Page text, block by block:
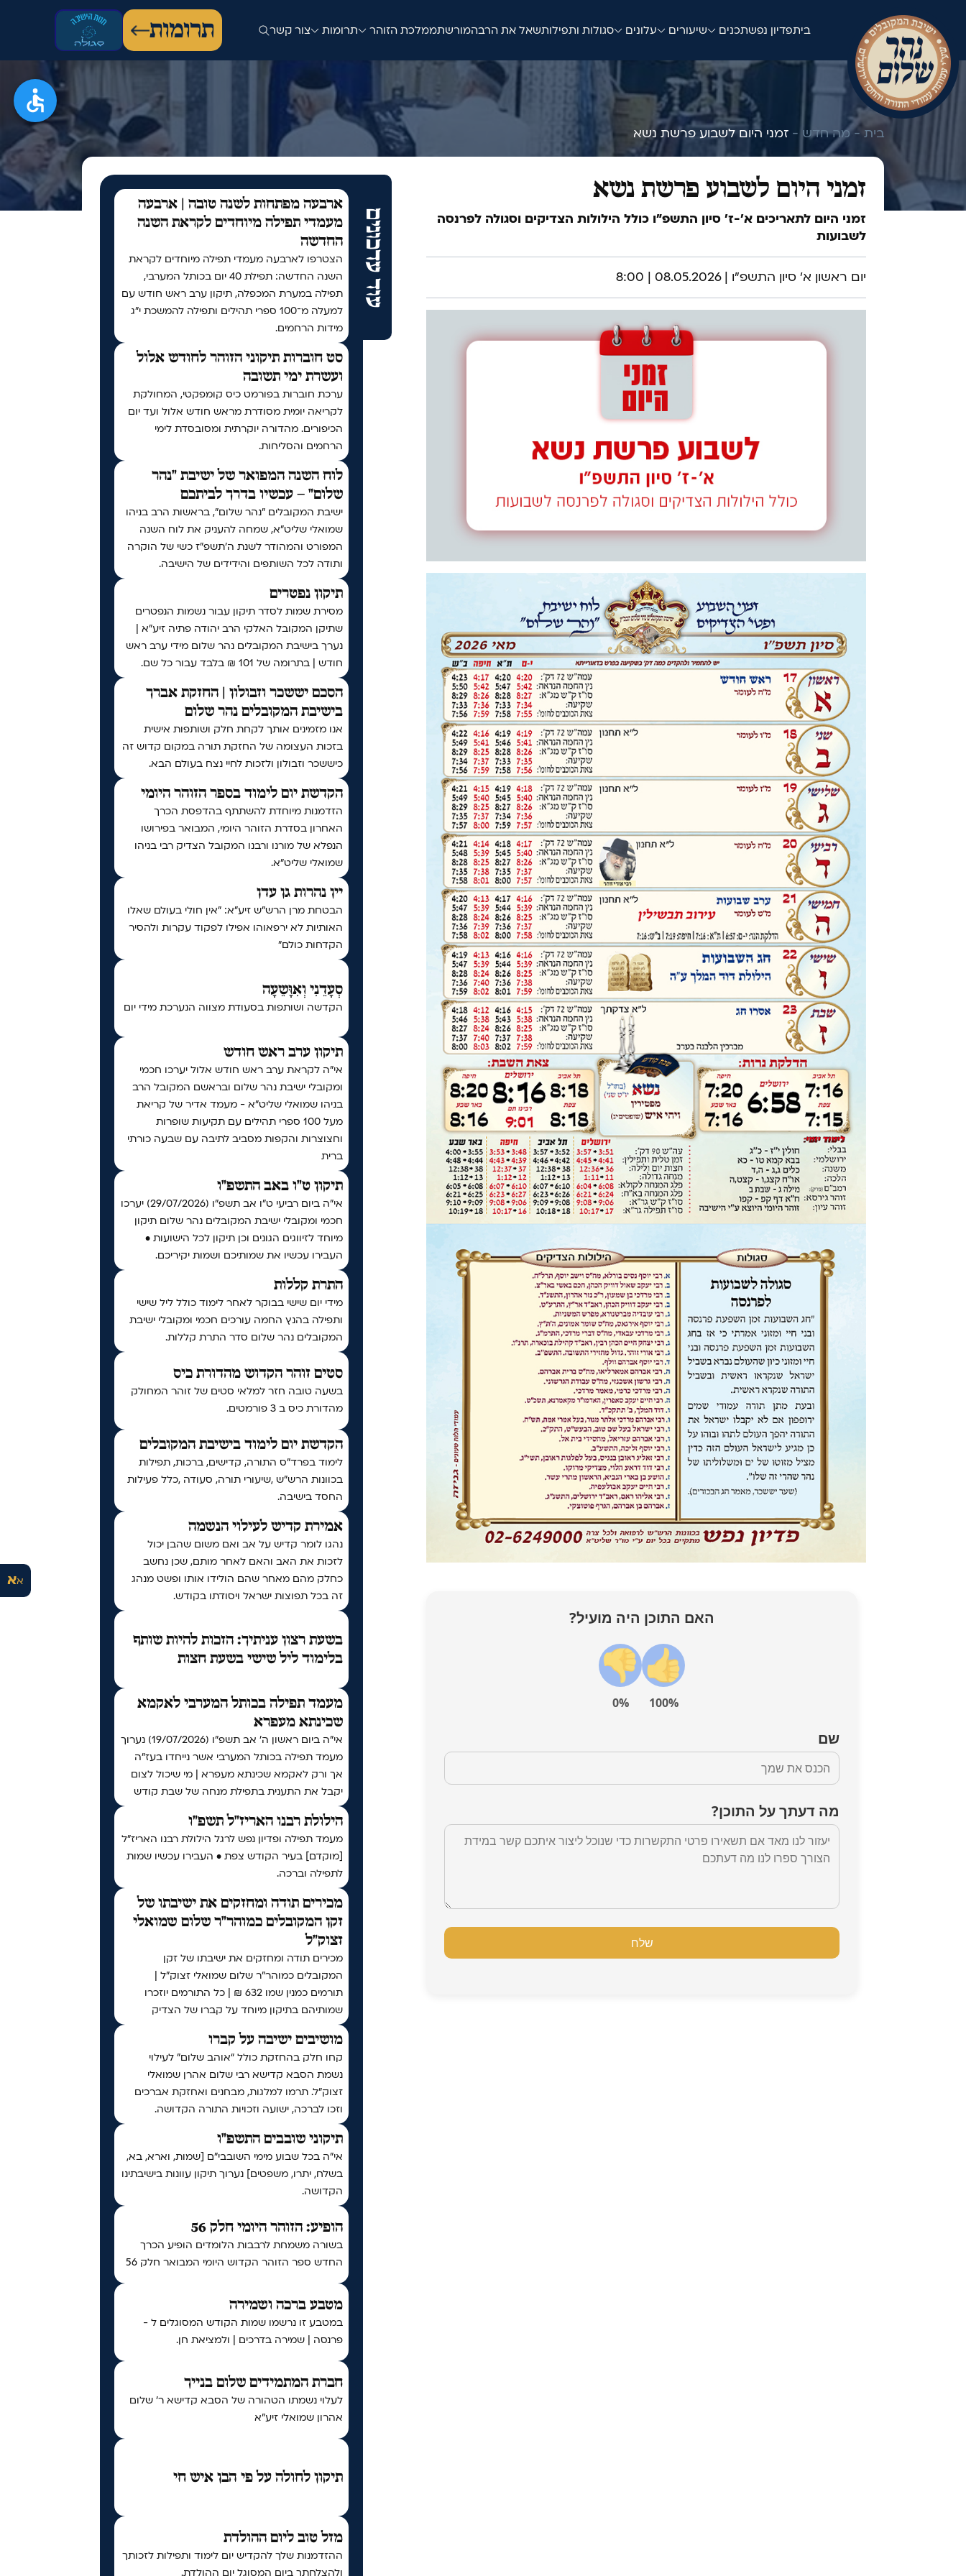
תרומות צור קשר תרומות ממלכת הזוהרהמורשתשאל את הרבסגולות ותפילות עלונים שיעורים תכניםפדיון נפשבית
אא
בית -מה חדש - זמני היום לשבוע פרשת נשא
עוד עדכונים
ארבעה מפתחות לשנה טובה | ארבעה
מעמדי תפילה מיוחדים לקראת השנה
החדשה
הצטרפו לארבעה מעמדי תפילה מיוחדים לקראת
השנה החדשה: תפילת 40 יום בכותל המערבי,
תפילה במערת המכפלה, תיקון ערב ראש חודש עם
למעלה מ־100 ספרי תהילים ותפילה להמשכת י"ג
מידות הרחמים.
סט חוברות תיקוני הזוהר לחודש אלול
ועשרת ימי תשובה
ערכת חוברות בפורמט כיס קומפקטי, המחולקת
לקריאה יומית מסודרת מראש חודש אלול ועד יום
הכיפורים. מהדורה יוקרתית ומסובסדת לימי
הרחמים והסליחות.
לוח השנה המפואר של ישיבת "נהר
שלום" – עכשיו בדרך לביתכם
ישיבת המקובלים "נהר שלום", בראשות הרב בניהו
שמואלי שליט"א, שמחה להעניק את לוח השנה
המפורט והמהודר לשנת ה'תשפ"ז כשי של הוקרה
ותודה לכל השותפים והידידים של הישיבה.
תיקון נפטרים
מסירת שמות לסדר תיקון עבור נשמות הנפטרים
שתיקן המקובל האלקי הרב יהודה פתיה זיע"א |
נערך בישיבת המקובלים נהר שלום מידי ערב ראש
חודש | בתרומה של 101 ₪ בלבד עבור כל שם.
הסכם יששכר וזבולון | החזקת אברך
בישיבת המקובלים נהר שלום
אנו מזמינים אותך לקחת חלק ושותפות אישית
בזכות העצומה של החזקת תורה במקום קדוש זה
כיששכר וזבולון ולזכות לחיי נצח בעולם הבא.
הקדשת יום לימוד בספר הזוהר היומי
הזדמנות מיוחדת להשתתף בהדפסת הכרך
האחרון בסדרת הזוהר היומי, המבואר בפירושו
הנפלא של מורנו ורבנו המקובל הצדיק רבי בניהו
שמואלי שליט״א.
יין נהרות גן עדן
הבטחת מרן הרש"ש זיע"א: "אין חולי בעולם שאלו
האותיות לא ירפאוהו אפילו לפקוד עקרות ולהסיר
הקדחות כולם"
סְעָדֵנִי וְאִוָּשֵעָה
הקדשה ושותפות בסעודת מצווה הנערכת מידי יום
תיקון ערב ראש חודש
אי"ה לקראת ערב ראש חודש אלול יערכו חכמי
ומקובלי ישיבת נהר שלום ובראשם המקובל הרב
בניהו שמואלי שליט״א - מעמד אדיר של קריאת
מעל 100 ספרי תהילים עם תקיעות שופרות
וחצוצרות והקפות מסביב לתיבה עם שבעה כורתי
ברית
תיקון ט"ו באב התשפ"ו
אי"ה ביום רביעי ט״ו אב תשפ״ו (29/07/2026) יערכו
חכמי ומקובלי ישיבת המקובלים נהר שלום תיקון
מיוחד לזיווגים הגונים וכן תיקון לכל הישועות •
העבירו עכשיו את שמותיכם ושמות יקיריכם.
התרת קללות
מידי יום שישי בבוקר לאחר לימוד כולל ליל שישי
ותפילה בהנץ החמה עורכים חכמי ומקובלי ישיבת
המקובלים נהר שלום סדר התרת קללות.
סטים זוהר הקדוש מהדורת כיס
בשעה טובה חזר למלאי סטים של זוהר המחולק
מהדורת כיס ב 3 פורמטים.
הקדשת יום לימוד בישיבת המקובלים
לימוד בפרד"ס התורה, קדישים, ברכות, תפילות
בכוונות הרש"ש ,שיעורי תורה, סעודה ,כלל פעילות
החסד בישיבה.
אמירת קדיש לעילוי הנשמה
נהגו לומר קדיש על אב ואם משום שהבן יכול
לזכות את האב והאם לאחר מותם, שכן נחשב
כחלק מהם מאחר שהם הולידו אותו ופשט מנהג
זה בכל תפוצות ישראל ויסודתו בקודש.
בשעת רצון עניתיך: הזכות להיות שותף
בלימוד ליל שישי בשעת חצות
מעמד תפילה בכותל המערבי לאקמא
שכינתא מעפרא
אי"ה ביום ראשון ה׳ אב תשפ״ו (19/07/2026) נערוך
מעמד תפילה בכותל המערבי אשר נייחדו בעז"ה
אך ורק לאקמא שכינתא מעפרא | מי שיכול לצום
יקבל את התענית בתפילת מנחה של שבת קודש
הילולת רבנו האריז"ל תשפ"ו
מעמד תפילה ופדיון נפש לרגל הילולת רבנו האריז"ל
[מוקדם] בעיר הקודש צפת • העבירו עכשיו שמות
לתפילה וברכה.
מכירים תודה ומחזקים את ישיבתו של
זקן המקובלים כמוהר"ר שלום שמואלי
זצוק"ל
מכירים תודה ומחזקים את ישיבתו של זקן
המקובלים כמוהר"ר שלום שמואלי זצוק"ל |
תורמים כמנין שמו 632 ₪ | כל התורמים יוזכרו
שמותיהם בתיקון מיוחד על קברו של הצדיק
מושיבים ישיבה על קברו
קחו חלק בהחזקת כולל “אוהב שלום” לעילוי
נשמת הסבא קדישא רבי שלום אהרן שמואלי
זצוק״ל. תרמו למלגות, מבחנים ואחזקת אברכים
וזכו לברכה, ישועה וזכויות התורה הקדושה.
תיקוני שובבים התשפ"ו
אי"ה בכל שבוע מימי השובבי"ם [שמות, וארא, בא,
בשלח, יתרו, משפטים] נערוך תיקון עוונות בישיבתינו
הקדושה.
הופיע: הזוהר היומי חלק 56
בשורה משמחת לרבבות הלומדים הופיע הכרך
החדש ספר הזוהר הקדוש היומי המבואר חלק 56
מטבע ברכה ושמירה
במטבע זו נרשמו שמות הקודש המסוגלים ל -
פרנסה | שמירה בדרכים | ולמציאת חן.
חברת המתמידים שלום בנייך
לעלוי נשמתו הטהורה של הסבא קדישא ר' שלום
אהרון שמואלי זיע"א
תיקון לחולה על פי הבן איש חי
מזל טוב ליום ההולדת
ההזדמנות שלך להקדיש יום לימוד ותפילות לזכותך
ולהצלחתך ביום המסוגל יום ההולדת.
זמני היום לשבוע פרשת נשא
זמני היום לתאריכים א׳-ז׳ סיון התשפ"ו כולל הילולות הצדיקים וסגולה לפרנסה
לשבועות
יום ראשון א׳ סיון התשפ"ו | 08.05.2026 | 8:00
האם התוכן היה מועיל?
100%
0%
שם
מה דעתך על התוכן?